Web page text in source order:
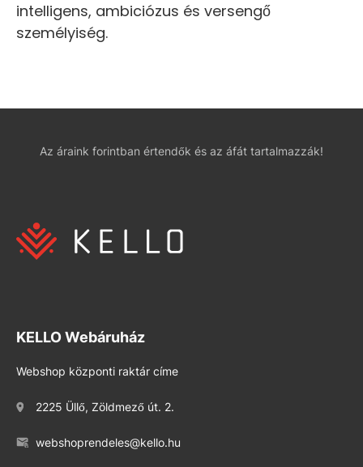
intelligens, ambiciózus és versengő
személyiség.
Az áraink forintban értendők és az áfát tartalmazzák!
KELLO Webáruház
Webshop központi raktár címe
2225 Üllő, Zöldmező út. 2.
webshoprendeles@kello.hu